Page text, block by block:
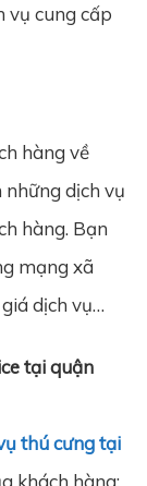
vụ cung cấp
hàng về
những dịch vụ
hàng. Bạn
mạng xã
dịch vụ…
tại quận
thú cưng tại
khách hàng: